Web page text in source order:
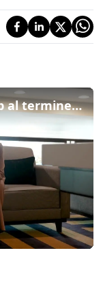
Nuovo colloquio Meloni-Trump al termine del G7: sorrisi e stretta di mano